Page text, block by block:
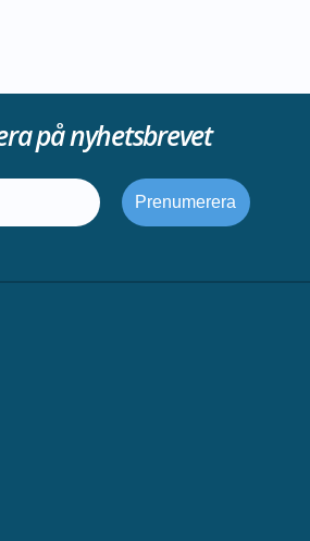
på nyhetsbrevet